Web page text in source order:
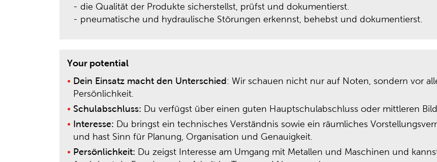
- die Qualität der Produkte sicherstellst, prüfst und dokumentierst.
- pneumatische und hydraulische Störungen erkennst, behebst und dokumentierst.
Your potential
Dein Einsatz macht den Unterschied : Wir schauen nicht nur auf Noten, sondern vor
Persönlichkeit.
Schulabschluss: Du verfügst über einen guten Hauptschulabschluss oder mittleren
Interesse: Du bringst ein technisches Verständnis sowie ein räumliches
und hast Sinn für Planung, Organisation und Genauigkeit.
Persönlichkeit: Du zeigst Interesse am Umgang mit Metallen und Maschinen und